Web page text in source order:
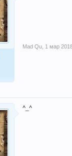
Mad Qu 1 мар
^_^